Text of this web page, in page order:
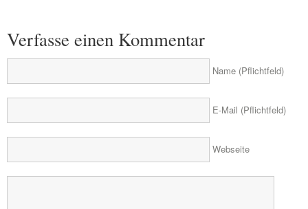
Verfasse einen Kommentar
Name (Pflichtfeld)
E-Mail (Pflichtfeld)
Webseite